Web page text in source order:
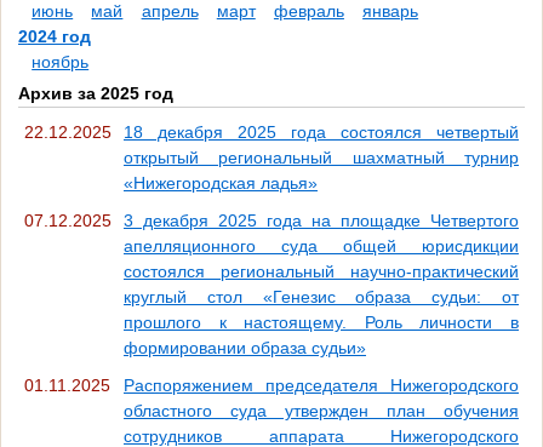
июнь
май апрель март февраль
январь
2024 год
ноябрь
Архив за 2025 год
22.12.2025
18 декабря 2025 года состоялся четвертый
открытый региональный шахматный турнир
«Нижегородская ладья»
07.12.2025
3 декабря 2025 года на площадке Четвертого
апелляционного суда общей юрисдикции
состоялся региональный научно-практический
круглый стол «Генезис образа судьи: от
прошлого к настоящему. Роль личности в
формировании образа судьи»
01.11.2025
Распоряжением председателя Нижегородского
областного суда утвержден план обучения
сотрудников аппарата Нижегородского